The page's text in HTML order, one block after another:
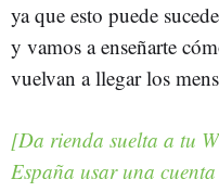
ya que esto puede
y vamos a enseñarte
vuelvan a llegar los
[Da rienda suelta a tu
España usar una